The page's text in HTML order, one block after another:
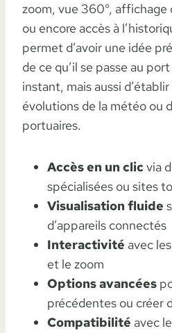
zoom, vue 360°, affichage
ou encore accès à
permet d’avoir une idée
de ce qu’il se passe au
instant, mais aussi
évolutions de la météo ou
portuaires.
Accès en un clicvia
spécialisées ou sites
Visualisation fluide
d’appareils connectés
Interactivité avec
et le zoom
Options avancées
précédentes ou créer
Compatibilité avec